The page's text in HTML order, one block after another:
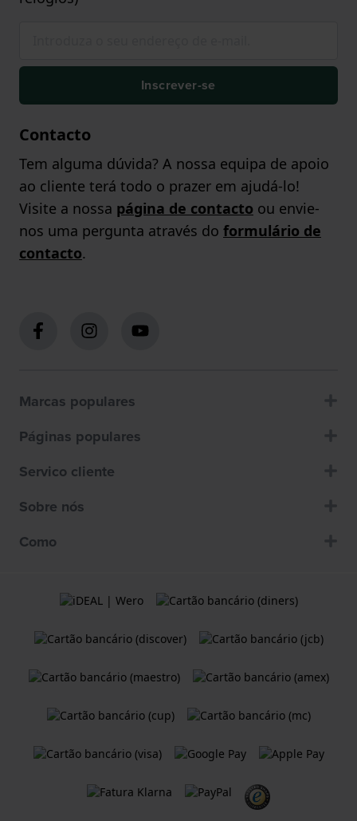
Inscrever-se
Contacto
Tem alguma dúvida? A nossa equipa de apoio
ao cliente terá todo o prazer em ajudá-lo!
Visite a nossa página de contacto ou envie-
nos uma pergunta através do formulário de
contacto.
Marcas populares
Páginas populares
Servico cliente
Sobre nós
Como